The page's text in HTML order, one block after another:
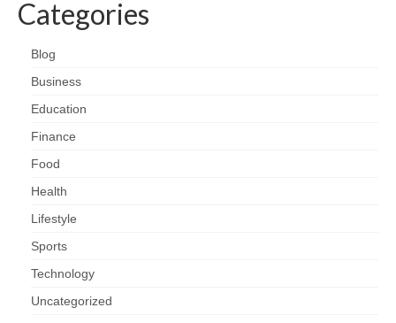
Categories
Blog
Business
Education
Finance
Food
Health
Lifestyle
Sports
Technology
Uncategorized